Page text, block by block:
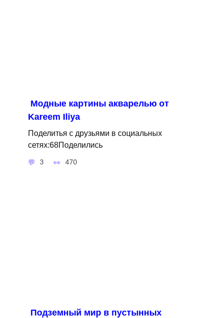
Модные картины акварелью от
Kareem Iliya
Поделитья с друзьями в социальных
сетях:68Поделились
3 470
Подземный мир в пустынных